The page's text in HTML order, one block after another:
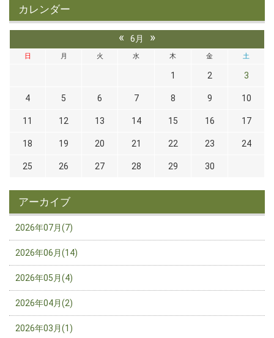
カレンダー
« 6月 »
日 月 火 水 木 金 土
1 2 3
4 5 6 7 8 9 10
11 12 13 14 15 16 17
18 19 20 21 22 23 24
25 26 27 28 29 30
アーカイブ
2026年07月(7)
2026年06月(14)
2026年05月(4)
2026年04月(2)
2026年03月(1)